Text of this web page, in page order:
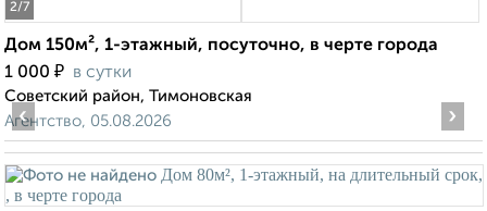
2/7
Дом 150м², 1-этажный, посуточно, в черте города
1 000 ₽ в сутки
Советский район, Тимоновская
Агентство, 05.08.2026
‹ ›